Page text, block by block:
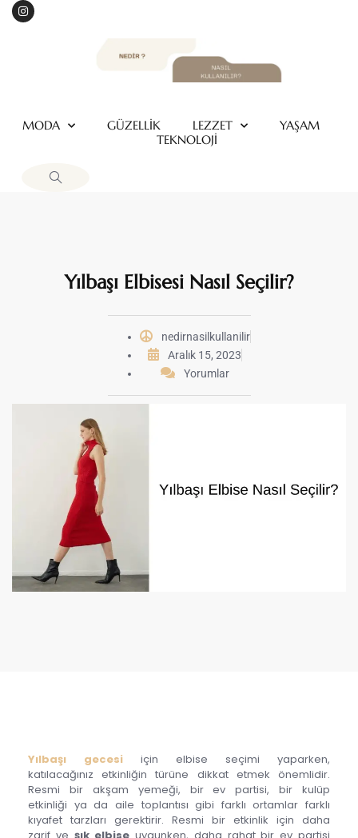
MODA GÜZELLİK LEZZET
YAŞAM
TEKNOLOJİ
Yılbaşı Elbisesi Nasıl Seçilir?
nedirnasilkullanilir
Aralık 15, 2023
Yorumlar
Yılbaşı gecesi için elbise seçimi yaparken,
katılacağınız etkinliğin türüne dikkat etmek önemlidir.
Resmi bir akşam yemeği, bir ev partisi, bir kulüp
etkinliği ya da aile toplantısı gibi farklı ortamlar farklı
kıyafet tarzları gerektirir. Resmi bir etkinlik için daha